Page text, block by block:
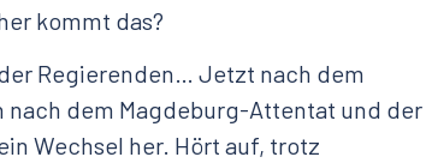
kommt das?
Regierenden… Jetzt nach dem
dem Magdeburg-Attentat und der
Wechsel her. Hört auf, trotz